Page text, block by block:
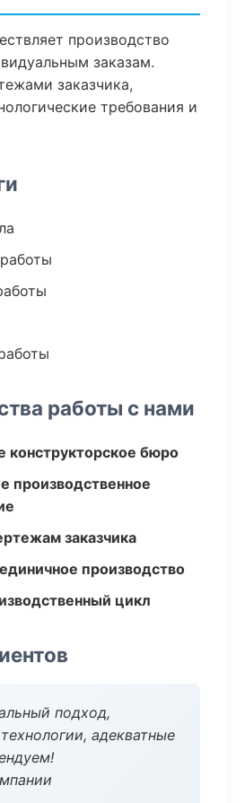
производство
заказам.
заказчика,
требования и
работы с нами
конструкторское бюро
производственное
заказчика
производство
цикл
подход,
адекватные